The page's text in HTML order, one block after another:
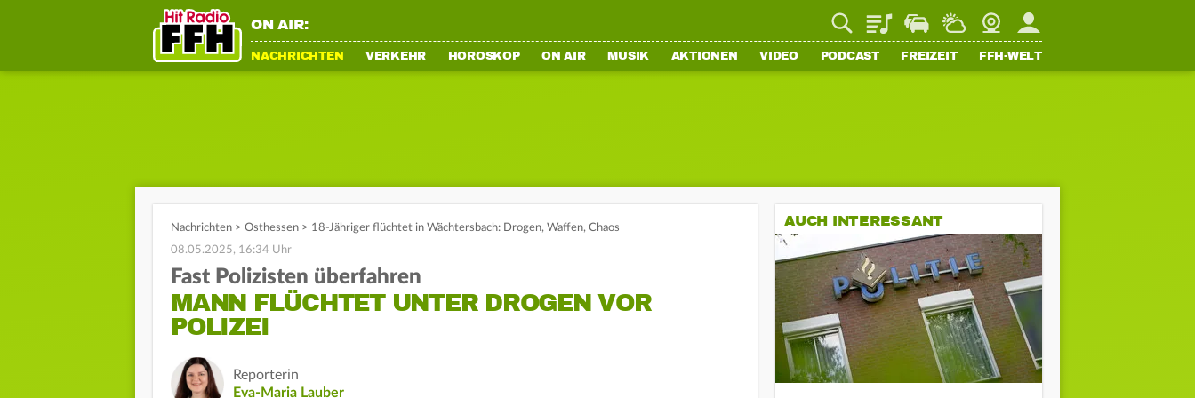
ON AIR: PlaylistStaupilotWetterWebcamMein FFH
NACHRICHTEN VERKEHR HOROSKOP ON AIR MUSIK AKTIONEN VIDEO PODCAST FREIZEIT FFH-WELT
Nachrichten > Osthessen > 18-Jähriger flüchtet in Wächtersbach: Drogen, Waffen, Chaos
08.05.2025, 16:34 Uhr
Fast Polizisten überfahren
MANN FLÜCHTET UNTER DROGEN VOR
POLIZEI
Reporterin
Eva-Maria Lauber
AUCH INTERESSANT